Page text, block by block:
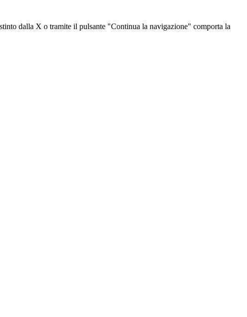
dalla X o tramite il pulsante "Continua la navigazione" comporta la